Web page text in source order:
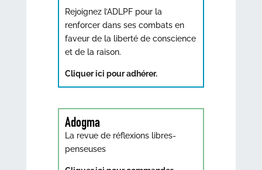
Rejoignez l’ADLPF pour la
renforcer dans ses combats en
faveur de la liberté de conscience
et de la raison.
Cliquer ici pour adhérer.
Adogma
La revue de réflexions libres-
penseuses